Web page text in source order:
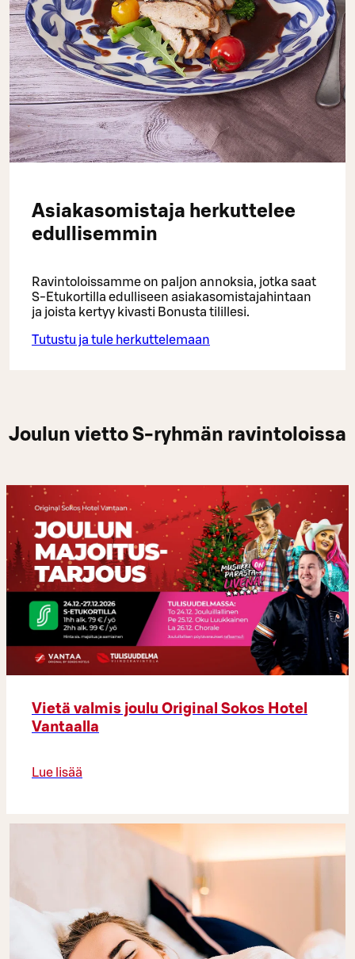
Asiakasomistaja herkuttelee
edullisemmin
Ravintoloissamme on paljon annoksia, jotka saat
S-Etukortilla edulliseen asiakasomistajahintaan
ja joista kertyy kivasti Bonusta tilillesi.
Tutustu ja tule herkuttelemaan
Joulun vietto S-ryhmän ravintoloissa
Vietä valmis joulu Original Sokos Hotel
Vantaalla
Lue lisää